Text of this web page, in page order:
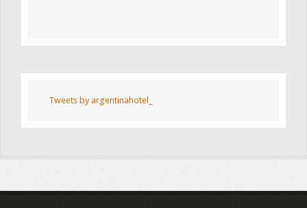
Tweets by argentinahotel_